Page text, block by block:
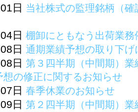
日 当社株式の監理銘柄（
日 棚卸にともなう出荷業務
日 通期業績予想の取り下
日 第３四半期（中間期）
想の修正に関するお知らせ
日 春季休業のお知らせ
日 第２四半期（中間期）